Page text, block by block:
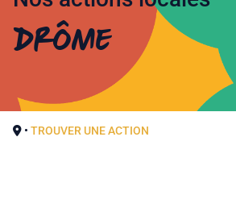
Drôme
• TROUVER UNE ACTION